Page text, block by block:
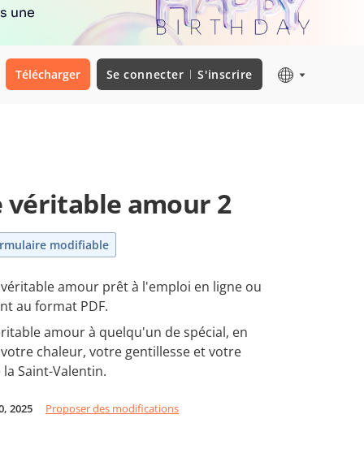
une
Télécharger Se connecter S'inscrire
véritable amour 2
modifiable
amour prêt à l'emploi en ligne ou
au format PDF.
amour à quelqu'un de spécial, en
chaleur, votre gentillesse et votre
Saint-Valentin.
2025 Proposer des modifications